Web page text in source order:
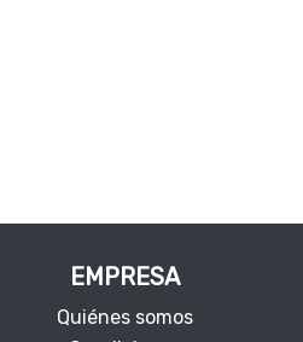
EMPRESA
Quiénes somos